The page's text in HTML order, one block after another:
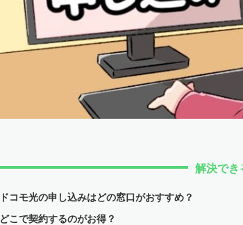
解決でき
ドコモ光の申し込みはどの窓口がおすすめ？
どこで契約するのがお得？